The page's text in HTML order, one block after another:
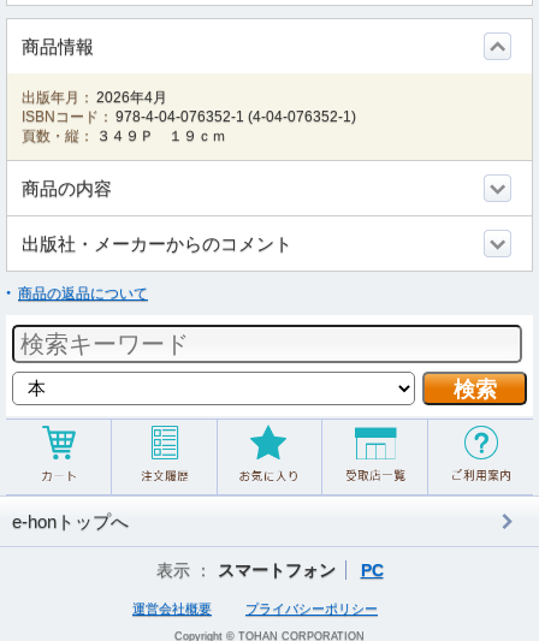
商品情報
出版年月： 2026年4月
ISBNコード： 978-4-04-076352-1 (4-04-076352-1)
頁数・縦：
３４９Ｐ １９ｃｍ
商品の内容
出版社・メーカーからのコメント
商品の返品について
e-honトップへ
表示 ： スマートフォン PC
運営会社概要 プライバシーポリシー
Copyright © TOHAN CORPORATION